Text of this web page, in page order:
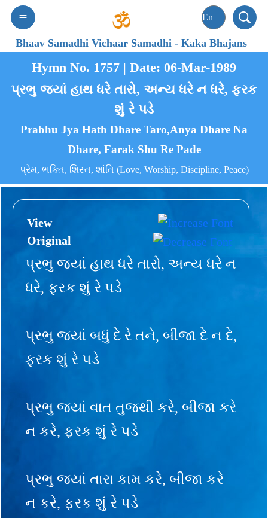
Bhaav Samadhi Vichaar Samadhi-Kaka Bhajans
Hymn No. 1757 | Date: 06-Mar-1989
પ્રભુ જ્યાં હાથ ધરે તારો, અન્ય ધરે ન ધરે, ફરક
શું રે પડે
Prabhu Jya Hath Dhare Taro,Anya Dhare Na
Dhare, Farak Shu Re Pade
પ્રેમ, ભક્તિ, શિસ્ત, શાંતિ (Love, Worship, Discipline, Peace)
View
Original
પ્રભુ જ્યાં હાથ ધરે તારો, અન્ય ધરે ન
ધરે, ફરક શું રે પડે
પ્રભુ જ્યાં બધું દે રે તને, બીજા દે ન દે,
ફરક શું રે પડે
પ્રભુ જ્યાં વાત તુજથી કરે, બીજા કરે
ન કરે, ફરક શું રે પડે
પ્રભુ જ્યાં તારા કામ કરે, બીજા કરે
ન કરે, ફરક શું રે પડે